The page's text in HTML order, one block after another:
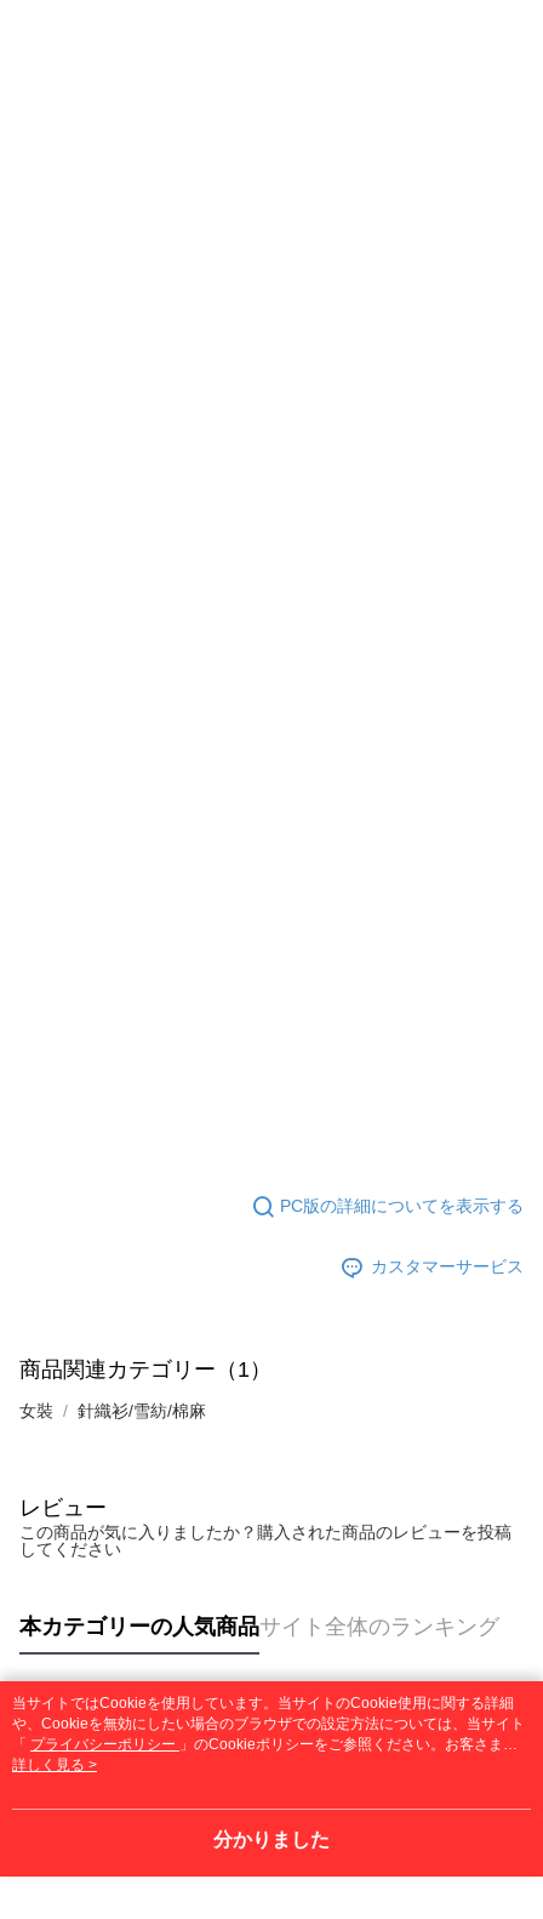
PC版の詳細についてを表示する
カスタマーサービス
商品関連カテゴリー（1）
女裝 針織衫/雪紡/棉麻
レビュー
この商品が気に入りましたか？購入された商品のレビューを投稿
してください
本カテゴリーの人気商品サイト全体のランキング
人気タグ
当サイトではCookieを使用しています。当サイトのCookie使用に関する詳細
や、Cookieを無効にしたい場合のブラウザでの設定方法については、当サイト
「 プライバシーポリシー 」のCookieポリシーをご参照ください。お客さま
が、当サイトを引き続き使用される場合、当社がサイト利用規約のCookieポリ
詳しく見る >
分かりました